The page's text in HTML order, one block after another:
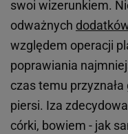
swoi wizerunkiem.
odważnych
względem operacji
poprawiania
czas temu
piersi. Iza
córki, bowiem - jak